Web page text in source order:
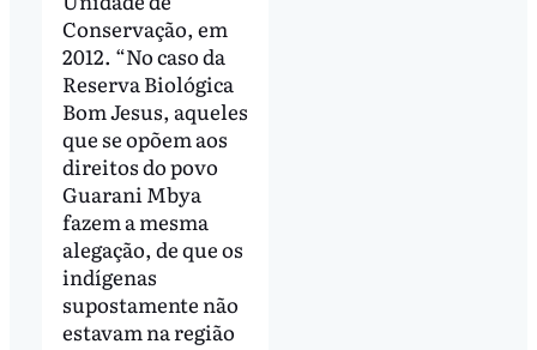
Conservação, em
2012. “No caso da
Reserva Biológica
Bom Jesus, aqueles
que se opõem aos
direitos do povo
Guarani Mbya
fazem a mesma
alegação, de que os
indígenas
supostamente não
estavam na região